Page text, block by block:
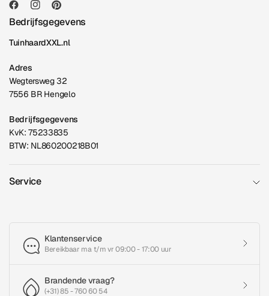
Bedrijfsgegevens
TuinhaardXXL.nl
Adres
Wegtersweg 32
7556 BR Hengelo
Bedrijfsgegevens
KvK: 75233835
BTW: NL860200218B01
Service
Klantenservice
Bereikbaar ma t/m vr 09:00 - 17:00 uur
Brandende vraag?
(+31) 85 - 760 60 54